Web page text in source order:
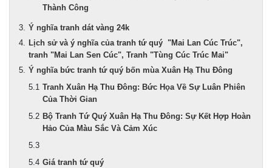
Thành Công
Ý nghĩa tranh dát vàng 24k
Lịch sử và ý nghĩa của tranh tứ quý "Mai Lan Cúc Trúc",
tranh "Mai Lan Sen Cúc", Tranh "Tùng Cúc Trúc Mai"
Ý nghĩa bức tranh tứ quý bốn mùa Xuân Hạ Thu Đông
Tranh Xuân Hạ Thu Đông: Bức Họa Về Sự Luân Phiên
Của Thời Gian
Bộ Tranh Tứ Quý Xuân Hạ Thu Đông: Sự Kết Hợp Hoàn
Hảo Của Màu Sắc Và Cảm Xúc
Giá tranh tứ quý